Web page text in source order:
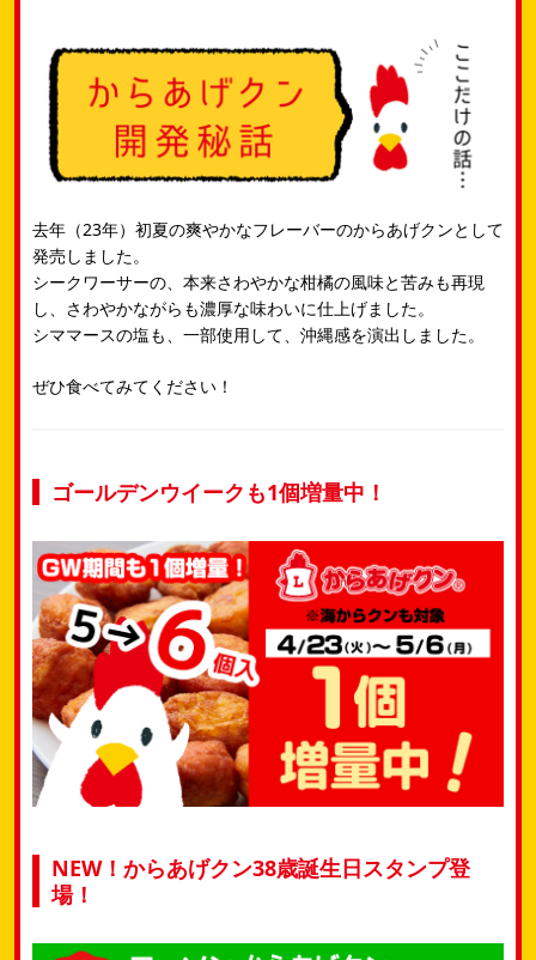
去年（23年）​初夏の爽やかなフレーバーのからあげクンとして
発売しました。​
シークワーサーの、本来さわやかな柑橘の風味と苦みも再現
し、​さわやかながらも濃厚な味わいに仕上げました。​
シママースの塩も、一部使用して、沖縄感を演出しました。
ぜひ食べてみてください！
ゴールデンウイークも1個増量中！
NEW！からあげクン38歳誕生日スタンプ登
場！